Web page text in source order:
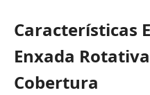
Características
Enxada
Cobertura